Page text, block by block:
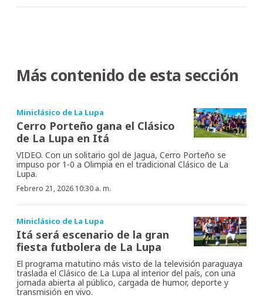
Más contenido de esta sección
Miniclásico de La Lupa
Cerro Porteño gana el Clásico
de La Lupa en Itá
VIDEO. Con un solitario gol de Jagua, Cerro Porteño se
impuso por 1-0 a Olimpia en el tradicional Clásico de La
Lupa.
Febrero 21, 2026 10:30 a. m.
Miniclásico de La Lupa
Itá será escenario de la gran
fiesta futbolera de La Lupa
El programa matutino más visto de la televisión paraguaya
traslada el Clásico de La Lupa al interior del país, con una
jornada abierta al público, cargada de humor, deporte y
transmisión en vivo.